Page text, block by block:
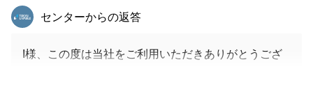
東急リバブル
センターからの返答
I様、この度は当社をご利用いただきありがとうござ